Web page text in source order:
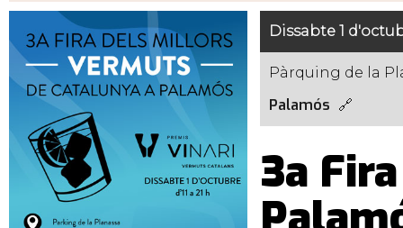
Dissabte 1
Pàrquing de la
Palamós
3a